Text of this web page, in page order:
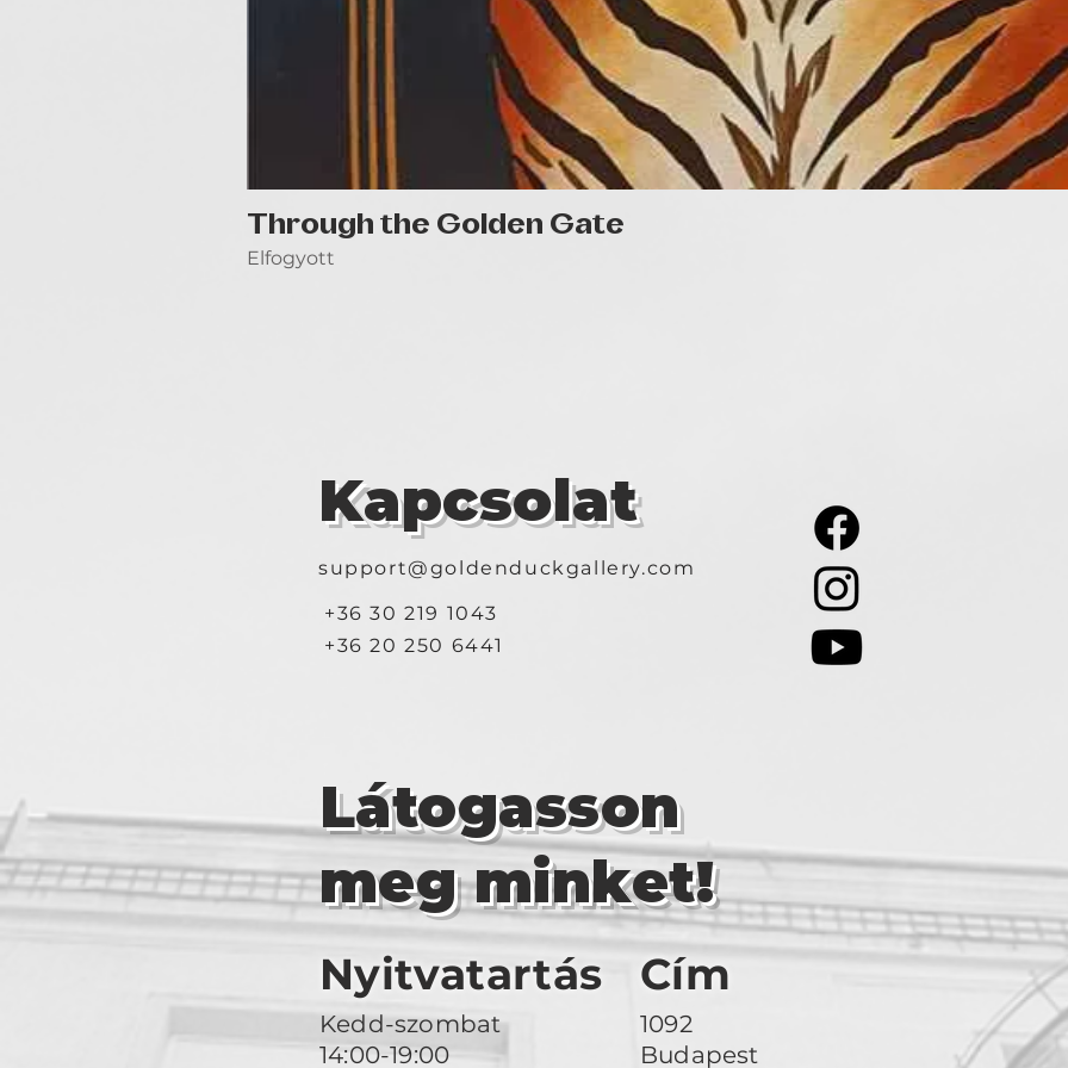
Through the Golden Gate
Elfogyott
Kapcsolat
support@goldenduckgallery.com
+36 30 219 1043
+36 20 250 6441
Látogasson
meg minket!
Nyitvatartás Cím
Kedd-szombat
14:00-19:00
1092
Budapest